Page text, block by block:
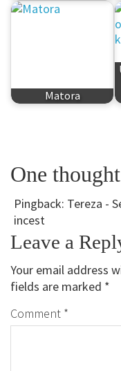
Matora
One
Pingback: Tereza -
incest
Leave a
Your email address
fields are marked *
Comment *